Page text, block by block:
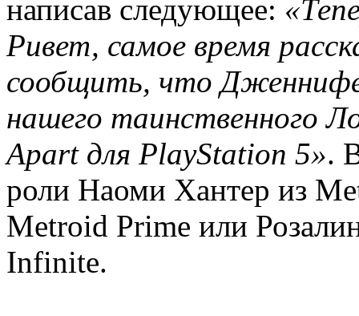
написав следующее:
Ривет, самое время
сообщить, что
нашего таинственного
Apart для PlayStation 5».
роли Наоми Хантер из
Metroid Prime или
Infinite.